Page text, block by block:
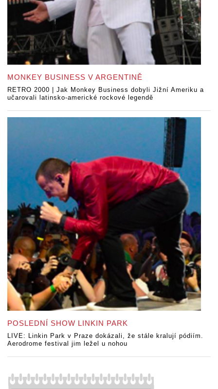
MONKEY BUSINESS V ARGENTINĚ
RETRO 2000 | Jak Monkey Business dobyli Jižní Ameriku a
učarovali latinsko-americké rockové legendě
POSLEDNÍ SHOW LINKIN PARK
LIVE: Linkin Park v Praze dokázali, že stále kralují pódiím.
Aerodrome festival jim ležel u nohou